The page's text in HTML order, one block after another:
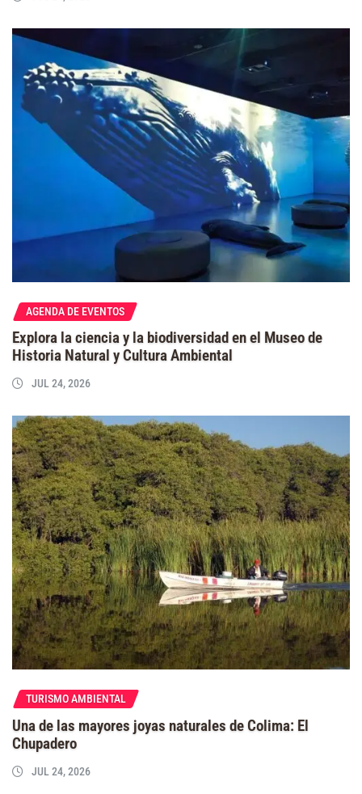
AGENDA DE EVENTOS
Explora la ciencia y la biodiversidad en el Museo de
Historia Natural y Cultura Ambiental
JUL 24, 2026
TURISMO AMBIENTAL
Una de las mayores joyas naturales de Colima: El
Chupadero
JUL 24, 2026